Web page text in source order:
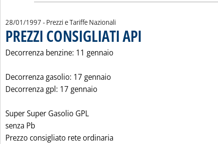
28/01/1997 - Prezzi e Tariffe Nazionali
PREZZI CONSIGLIATI API
Decorrenza benzine: 11 gennaio
Decorrenza gasolio: 17 gennaio
Decorrenza gpl: 17 gennaio
Super Super Gasolio GPL
senza Pb
Prezzo consigliato rete ordinaria